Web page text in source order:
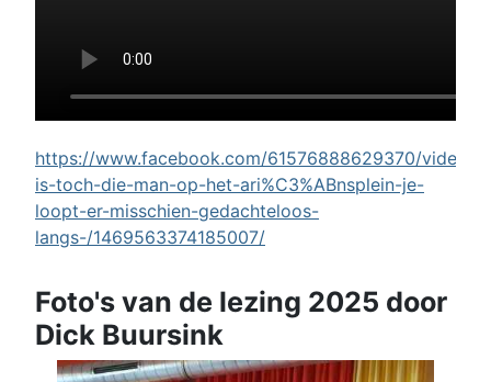
https://www.facebook.com/61576888629370/videos/
is-toch-die-man-op-het-ari%C3%ABnsplein-je-
loopt-er-misschien-gedachteloos-
langs-/1469563374185007/
Foto's van de lezing 2025 door
Dick Buursink